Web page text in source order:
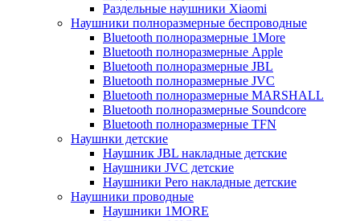
Раздельные наушники Xiaomi
Наушники полноразмерные беспроводные
Bluetooth полноразмерные 1More
Bluetooth полноразмерные Apple
Bluetooth полноразмерные JBL
Bluetooth полноразмерные JVC
Bluetooth полноразмерные MARSHALL
Bluetooth полноразмерные Soundcore
Bluetooth полноразмерные TFN
Наушнки детские
Наушник JBL накладные детские
Наушники JVC детские
Наушники Pero накладные детские
Наушники проводные
Наушники 1MORE